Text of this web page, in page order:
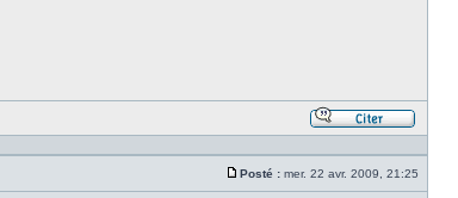
le
Posté : mer. 22 avr. 2009, 21:25